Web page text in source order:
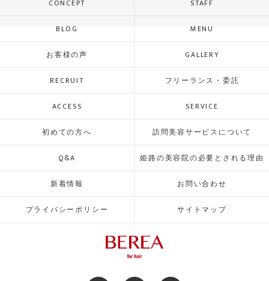
CONCEPT STAFF
BLOG MENU
お客様の声 GALLERY
RECRUIT フリーランス・委託
ACCESS SERVICE
初めての方へ 訪問美容サービスについて
Q&A 姫路の美容院の必要とされる理由
新着情報 お問い合わせ
プライバシーポリシー サイトマップ